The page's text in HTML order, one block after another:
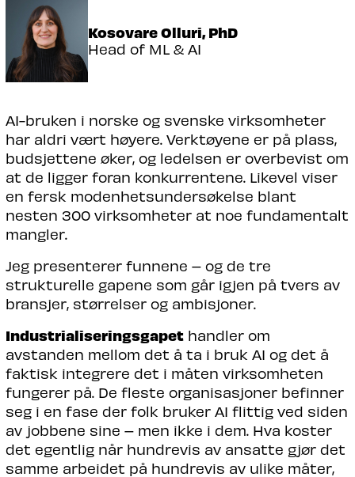
Kosovare Olluri, PhD
Head of ML & AI
AI-bruken i norske og svenske virksomheter
har aldri vært høyere. Verktøyene er på plass,
budsjettene øker, og ledelsen er overbevist om
at de ligger foran konkurrentene. Likevel viser
en fersk modenhetsundersøkelse blant
nesten 300 virksomheter at noe fundamentalt
mangler.
Jeg presenterer funnene – og de tre
strukturelle gapene som går igjen på tvers av
bransjer, størrelser og ambisjoner.
Industrialiseringsgapethandler om
avstanden mellom det å ta i bruk AI og det å
faktisk integrere det i måten virksomheten
fungerer på. De fleste organisasjoner befinner
seg i en fase der folk bruker AI flittig ved siden
av jobbene sine – men ikke i dem. Hva koster
det egentlig når hundrevis av ansatte gjør det
samme arbeidet på hundrevis av ulike måter,